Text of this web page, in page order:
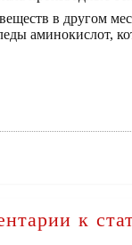
в другом
аминокислот,
к